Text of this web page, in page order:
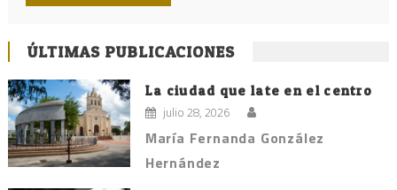
ÚLTIMAS PUBLICACIONES
La ciudad que late en el centro
julio 28, 2026
María Fernanda González
Hernández